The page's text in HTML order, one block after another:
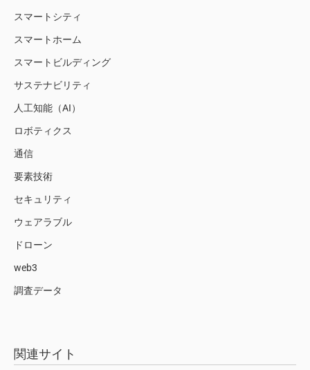
スマートシティ
スマートホーム
スマートビルディング
サステナビリティ
人工知能（AI）
ロボティクス
通信
要素技術
セキュリティ
ウェアラブル
ドローン
web3
調査データ
関連サイト